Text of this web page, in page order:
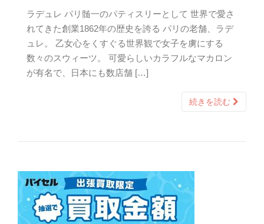
ラデュレ パリ髄一のパティスリーとして 世界で愛さ
れてきた創業1862年の歴史を誇る パリの老舗、ラデ
ュレ。 乙女心をくすぐる世界観で女子を虜にする
数々のスウィーツ。 可愛らしいカラフルなマカロン
が有名で、日本にも数店舗 […]
続きを読む